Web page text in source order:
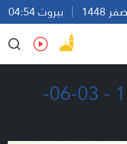
بيروت 04:54
Ar
En Fr Es
نشرة أخبار 15:30 - 03-06-